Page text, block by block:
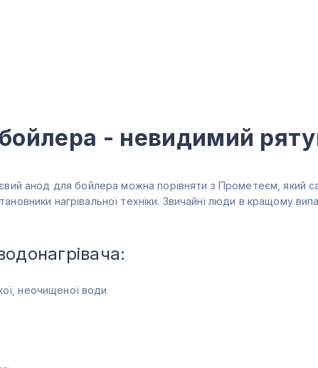
- невидимий
анод для бойлера можна порівняти з Прометеєм, який
нагрівальної техніки. Звичайні люди в кращому
неочищеної води